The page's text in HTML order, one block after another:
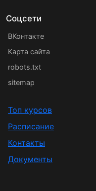
Соцсети
ВКонтакте
Карта сайта
robots.txt
sitemap
Топ курсов
Расписание
Контакты
Документы